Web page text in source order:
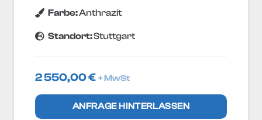
Farbe:Anthrazit
Standort:Stuttgart
2 550,00€ + MwSt
ANFRAGE HINTERLASSEN